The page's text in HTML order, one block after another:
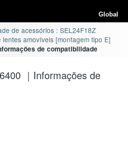
Global
de acessórios : SEL24F18Z
amovíveis [montagem tipo E]
de compatibilidade
｜Informações de